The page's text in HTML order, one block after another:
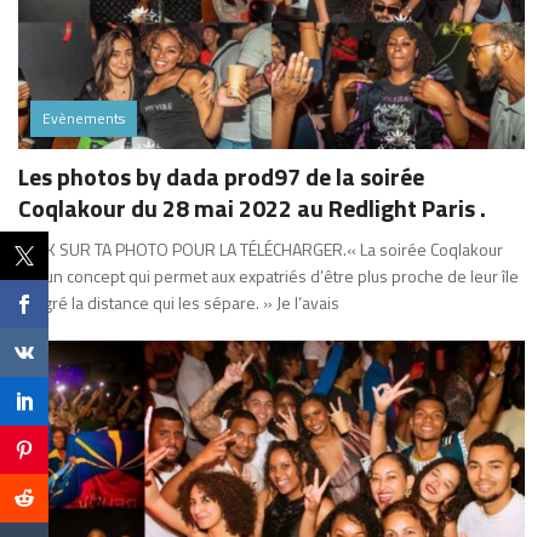
Evènements
Les photos by dada prod97 de la soirée
Coqlakour du 28 mai 2022 au Redlight Paris .
CLICK SUR TA PHOTO POUR LA TÉLÉCHARGER.« La soirée Coqlakour
est un concept qui permet aux expatriés d’être plus proche de leur île
malgré la distance qui les sépare. » Je l’avais